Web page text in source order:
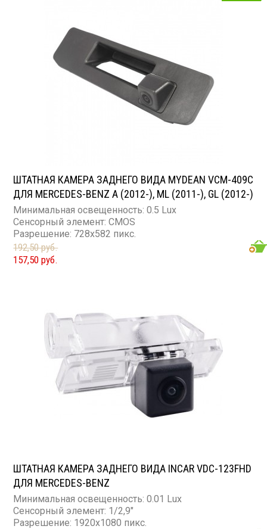
ШТАТНАЯ КАМЕРА ЗАДНЕГО ВИДА MYDEAN VCM-409C
ДЛЯ MERCEDES-BENZ A (2012-), ML (2011-), GL (2012-)
Минимальная освещенность: 0.5 Lux
Сенсорный элемент: CMOS
Разрешение: 728x582 пикс.
192,50 руб.
157,50 руб.
ШТАТНАЯ КАМЕРА ЗАДНЕГО ВИДА INCAR VDC-123FHD
ДЛЯ MERCEDES-BENZ
Минимальная освещенность: 0.01 Lux
Сенсорный элемент: 1/2,9"
Разрешение: 1920x1080 пикс.